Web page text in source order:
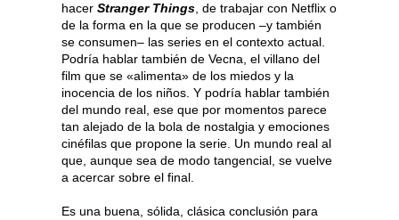
hacer Stranger Things , de trabajar con Netflix o
de la forma en la que se producen –y también
se consumen– las series en el contexto actual.
Podría hablar también de Vecna, el villano del
film que se «alimenta» de los miedos y la
inocencia de los niños. Y podría hablar también
del mundo real, ese que por momentos parece
tan alejado de la bola de nostalgia y emociones
cinéfilas que propone la serie. Un mundo real al
que, aunque sea de modo tangencial, se vuelve
a acercar sobre el final.
Es una buena, sólida, clásica conclusión para